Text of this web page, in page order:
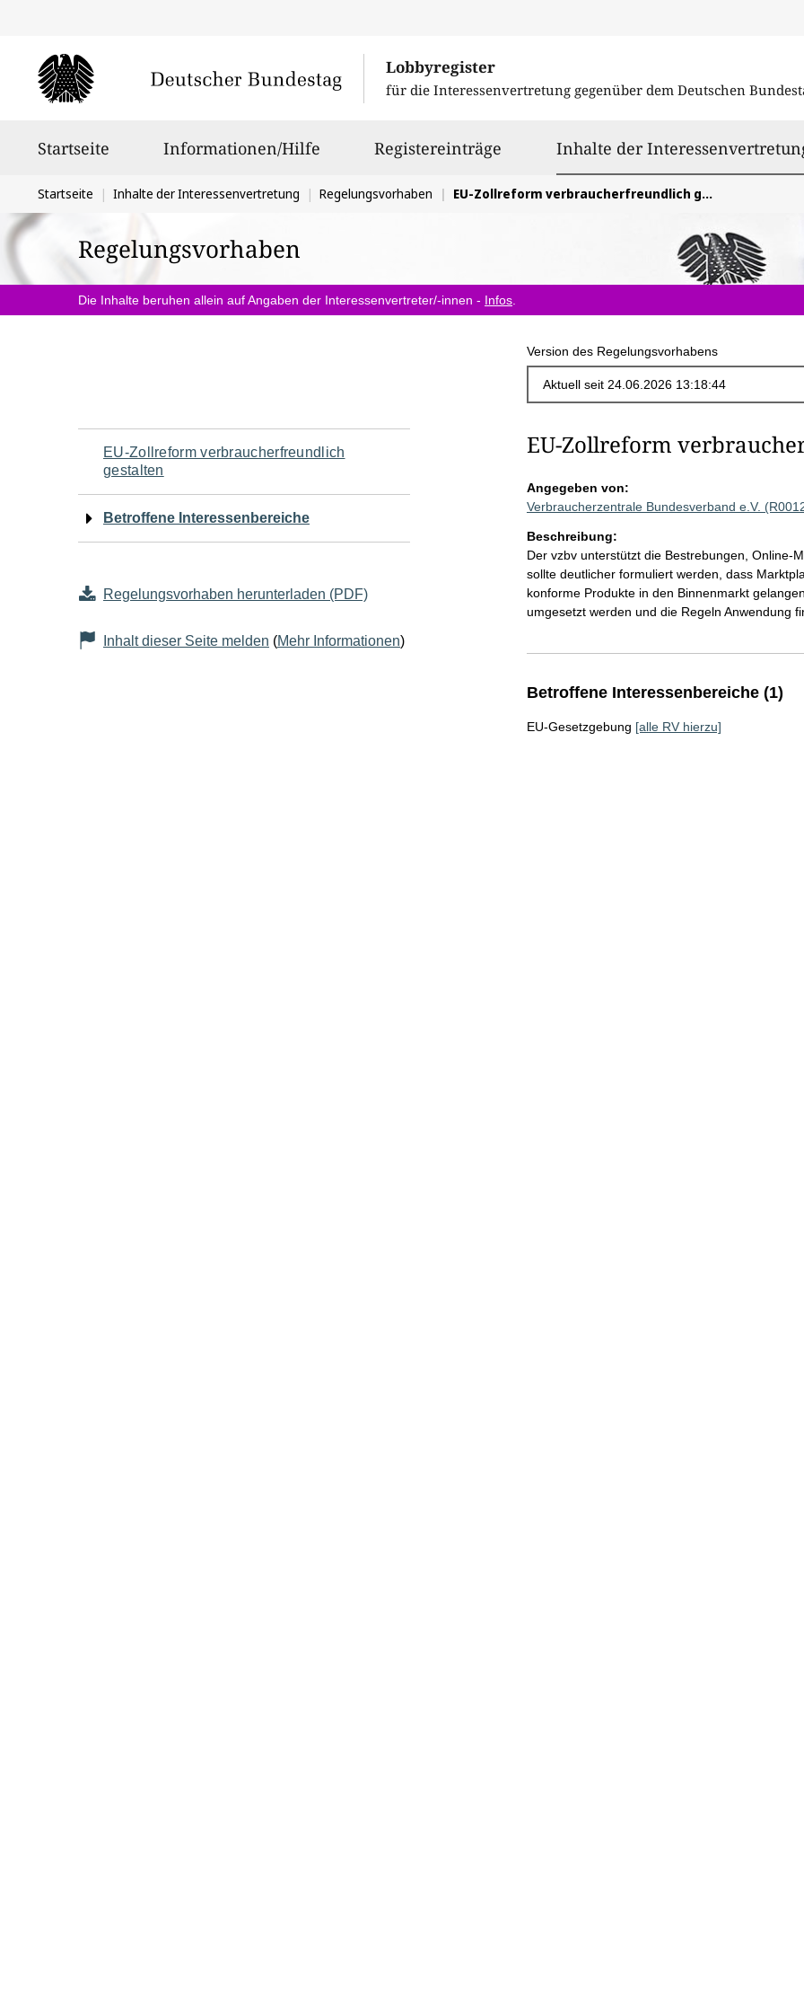
Lobbyregister
für die Interessenvertretung gegenüber dem Deutschen
Startseite Informationen/Hilfe Registereinträge Inhalte der
Sie
befinden
sich
hier:
Startseite Inhalte der Interessenvertretung Regelungsvorhaben EU-Zollreform verbraucherfreundlich gestalten
Regelungsvorhaben
Die Inhalte beruhen allein auf Angaben der Interessenvertreter/-innen - Infos
Version des Regelungsvorhabens
Navigation
für
den
Seiteninhalt
EU-Zollreform verbraucherfreundlich
gestalten
Betroffene Interessenbereiche
Regelungsvorhaben herunterladen (PDF)
Inhalt dieser Seite melden (Mehr Informationen)
EU-Zollreform
Angegeben von:
Verbraucherzentrale Bundesverband e.V.
Beschreibung:
Der vzbv unterstützt die Bestrebungen, Online-
sollte deutlicher formuliert werden, dass
konforme Produkte in den Binnenmarkt
umgesetzt werden und die Regeln Anwendung
Betroffene Interessenbereiche (1)
EU-Gesetzgebung [alle RV hierzu]